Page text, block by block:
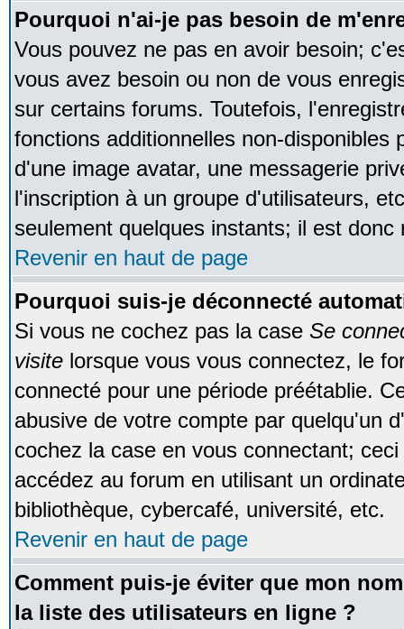
Pourquoi n'ai-je pas besoin de
Vous pouvez ne pas en avoir besoin;
vous avez besoin ou non de vous
sur certains forums. Toutefois,
fonctions additionnelles non-disponibles
d'une image avatar, une messagerie
l'inscription à un groupe d'utilisateurs,
seulement quelques instants; il est
Revenir en haut de page
Pourquoi suis-je déconnecté
Si vous ne cochez pas la case Se
visite lorsque vous vous connectez, le
connecté pour une période préétablie.
abusive de votre compte par quelqu'un
cochez la case en vous connectant;
accédez au forum en utilisant un
bibliothèque, cybercafé, université, etc.
Revenir en haut de page
Comment puis-je éviter que mon
la liste des utilisateurs en ligne ?